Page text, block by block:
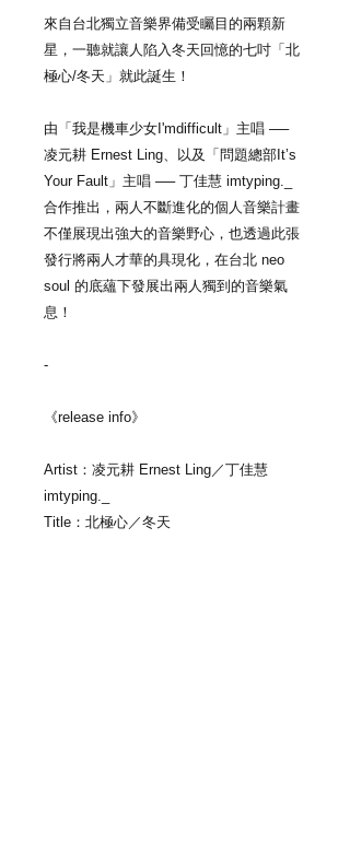
來自台北獨立音樂界備受矚目的兩顆新
星，一聽就讓人陷入冬天回憶的七吋「北
極心/冬天」就此誕生！​
由「我是機車少女I'mdifficult」主唱 ──
凌元耕 Ernest Ling、以及「問題總部It’s
Your Fault」主唱 ── 丁佳慧 imtyping._
合作推出，兩人不斷進化的個人音樂計畫
不僅展現出強大的音樂野心，也透過此張
發行將兩人才華的具現化，在台北 neo
soul 的底蘊下發展出兩人獨到的音樂氣
息！​
-
《release info》​
Artist：凌元耕 Ernest Ling／丁佳慧
imtyping._​
Title：北極心／冬天​